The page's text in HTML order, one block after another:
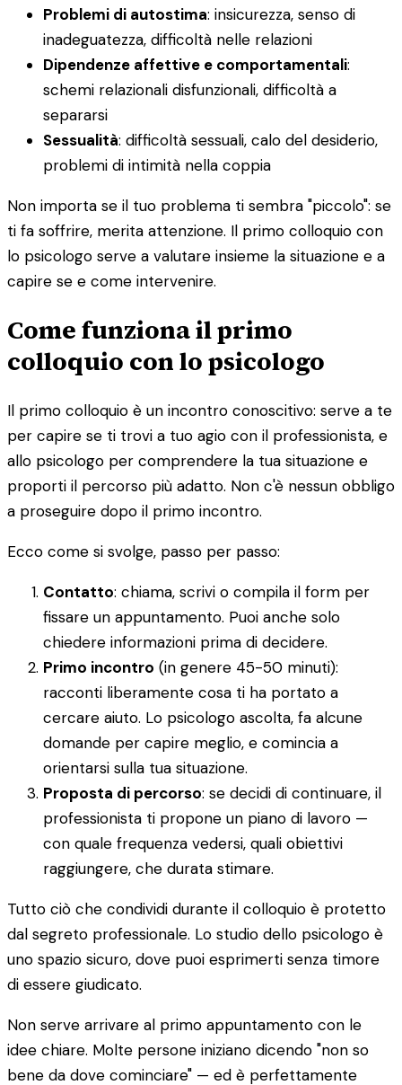
Problemi di autostima: insicurezza, senso di
inadeguatezza, difficoltà nelle relazioni
Dipendenze affettive e comportamentali:
schemi relazionali disfunzionali, difficoltà a
separarsi
Sessualità: difficoltà sessuali, calo del desiderio,
problemi di intimità nella coppia
Non importa se il tuo problema ti sembra "piccolo": se
ti fa soffrire, merita attenzione. Il primo colloquio con
lo psicologo serve a valutare insieme la situazione e a
capire se e come intervenire.
Come funziona il primo
colloquio con lo psicologo
Il primo colloquio è un incontro conoscitivo: serve a te
per capire se ti trovi a tuo agio con il professionista, e
allo psicologo per comprendere la tua situazione e
proporti il percorso più adatto. Non c'è nessun obbligo
a proseguire dopo il primo incontro.
Ecco come si svolge, passo per passo:
Contatto: chiama, scrivi o compila il form per
fissare un appuntamento. Puoi anche solo
chiedere informazioni prima di decidere.
Primo incontro (in genere 45-50 minuti):
racconti liberamente cosa ti ha portato a
cercare aiuto. Lo psicologo ascolta, fa alcune
domande per capire meglio, e comincia a
orientarsi sulla tua situazione.
Proposta di percorso: se decidi di continuare, il
professionista ti propone un piano di lavoro —
con quale frequenza vedersi, quali obiettivi
raggiungere, che durata stimare.
Tutto ciò che condividi durante il colloquio è protetto
dal segreto professionale. Lo studio dello psicologo è
uno spazio sicuro, dove puoi esprimerti senza timore
di essere giudicato.
Non serve arrivare al primo appuntamento con le
idee chiare. Molte persone iniziano dicendo "non so
bene da dove cominciare" — ed è perfettamente